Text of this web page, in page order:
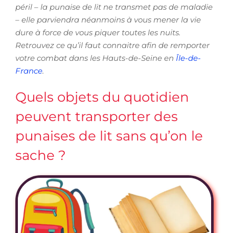
péril – la punaise de lit ne transmet pas de maladie
– elle parviendra néanmoins à vous mener la vie
dure à force de vous piquer toutes les nuits.
Retrouvez ce qu’il faut connaitre afin de remporter
votre combat dans les Hauts-de-Seine en Île-de-
France.
Quels objets du quotidien
peuvent transporter des
punaises de lit sans qu’on le
sache ?